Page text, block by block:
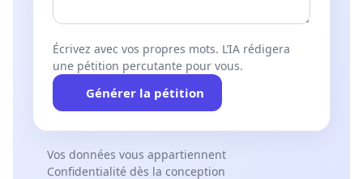
Écrivez avec vos propres mots. L’IA rédigera
une pétition percutante pour vous.
Générer la pétition
Vos données vous appartiennent
Confidentialité dès la conception